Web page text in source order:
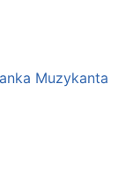
Muzykanta